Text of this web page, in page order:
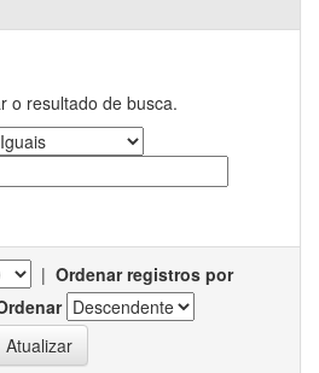
o resultado de busca.
| Ordenar registros por